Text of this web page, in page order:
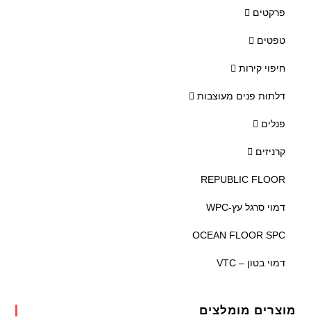
פרקטים
טפטים
חיפוי קירות
דלתות פנים מעוצבות
פנלים
קרניזים
REPUBLIC FLOOR
דמוי סרגל עץ-WPC
OCEAN FLOOR SPC
דמוי בטון – VTC
מוצרים מומלצים